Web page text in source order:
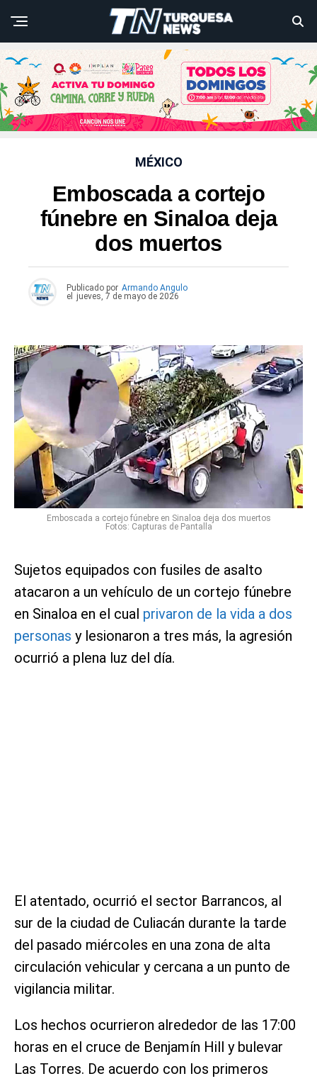
MÉXICO
Emboscada a cortejo
fúnebre en Sinaloa deja
dos muertos
Publicado por Armando Angulo
el
jueves, 7 de mayo de 2026
Emboscada a cortejo fúnebre en Sinaloa deja dos muertos
Fotos: Capturas de Pantalla
Sujetos equipados con fusiles de asalto
atacaron a un vehículo de un cortejo fúnebre
en Sinaloa en el cual privaron de la vida a dos
personas y lesionaron a tres más, la agresión
ocurrió a plena luz del día.
El atentado, ocurrió el sector Barrancos, al
sur de la ciudad de Culiacán durante la tarde
del pasado miércoles en una zona de alta
circulación vehicular y cercana a un punto de
vigilancia militar.
Los hechos ocurrieron alrededor de las 17:00
horas en el cruce de Benjamín Hill y bulevar
Las Torres. De acuerdo con los primeros